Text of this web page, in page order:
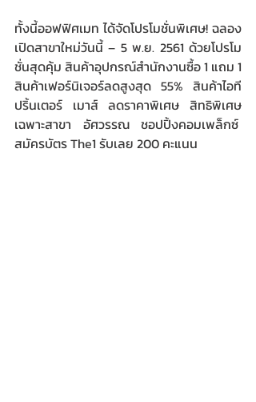
ทั้งนี้ออฟฟิศเมท ได้จัดโปรโมชั่นพิเศษ! ฉลอง
เปิดสาขาใหม่วันนี้ – 5 พ.ย. 2561 ด้วยโปรโม
ชั่นสุดคุ้ม สินค้าอุปกรณ์สำนักงานซื้อ 1 แถม 1
สินค้าเฟอร์นิเจอร์ลดสูงสุด 55% สินค้าไอที
ปริ้นเตอร์ เมาส์ ลดราคาพิเศษ สิทธิพิเศษ
เฉพาะสาขา อัศวรรณ ชอปปิ้งคอมเพล็กซ์
สมัครบัตร The1 รับเลย 200 คะแนน